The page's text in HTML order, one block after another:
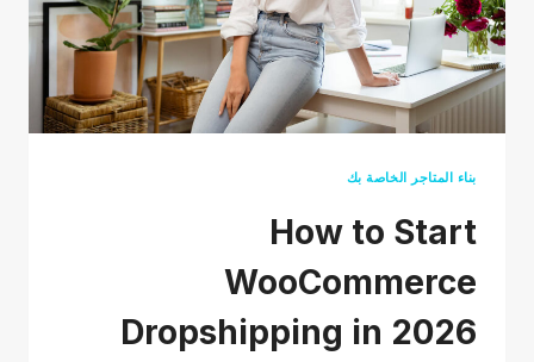
بناء المتاجر الخاصة بك
How to Start
WooCommerce
Dropshipping in 2026